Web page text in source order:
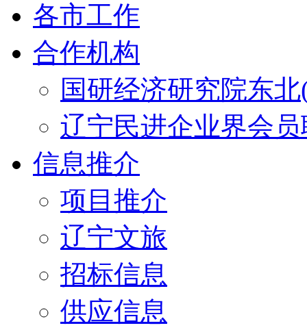
各市工作
合作机构
国研经济研究院东
辽宁民进企业界会
信息推介
项目推介
辽宁文旅
招标信息
供应信息